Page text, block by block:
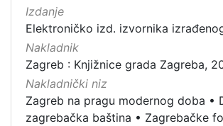
Izdanje
Elektroničko izd. izvornika
Nakladnik
Zagreb : Knjižnice grada Zagreba,
Nakladnički niz
Zagreb na pragu modernog doba •
zagrebačka baština • Zagrebačke